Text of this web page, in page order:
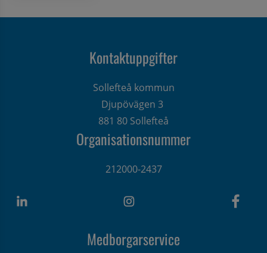
Kontaktuppgifter
Sollefteå kommun
Djupövägen 3
881 80 Sollefteå
Organisationsnummer
212000-2437
Medborgarservice